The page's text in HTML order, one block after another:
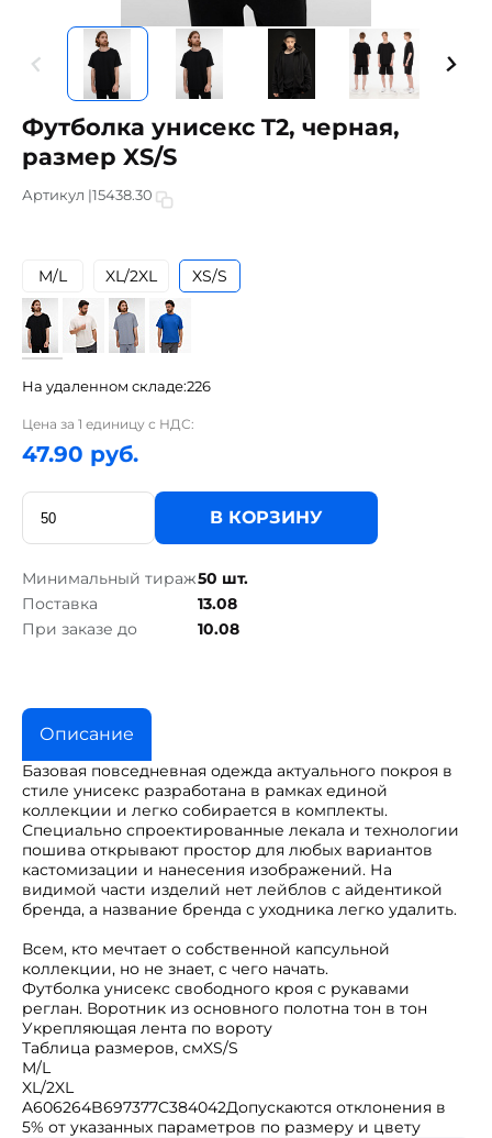
Футболка унисекс T2, черная,
размер XS/S
Артикул |15438.30
M/L XL/2XL XS/S
На удаленном складе:226
Цена за 1 единицу с НДС:
47.90 руб.
В КОРЗИНУ
Минимальный тираж50 шт.
Поставка
13.08
При заказе до
10.08
Описание
Базовая повседневная одежда актуального покроя в
стиле унисекс разработана в рамках единой
коллекции и легко собирается в комплекты.
Специально спроектированные лекала и технологии
пошива открывают простор для любых вариантов
кастомизации и нанесения изображений. На
видимой части изделий нет лейблов с айдентикой
бренда, а название бренда с уходника легко удалить.
Всем, кто мечтает о собственной капсульной
коллекции, но не знает, с чего начать.
Футболка унисекс свободного кроя с рукавами
реглан. Воротник из основного полотна тон в тон
Укрепляющая лента по вороту
Таблица размеров, смXS/S
M/L
XL/2XL
A606264B697377C384042Допускаются отклонения в
5% от указанных параметров по размеру и цвету